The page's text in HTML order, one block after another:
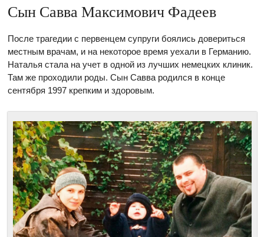
Сын Савва Максимович Фадеев
После трагедии с первенцем супруги боялись довериться
местным врачам, и на некоторое время уехали в Германию.
Наталья стала на учет в одной из лучших немецких клиник.
Там же проходили роды. Сын Савва родился в конце
сентября 1997 крепким и здоровым.